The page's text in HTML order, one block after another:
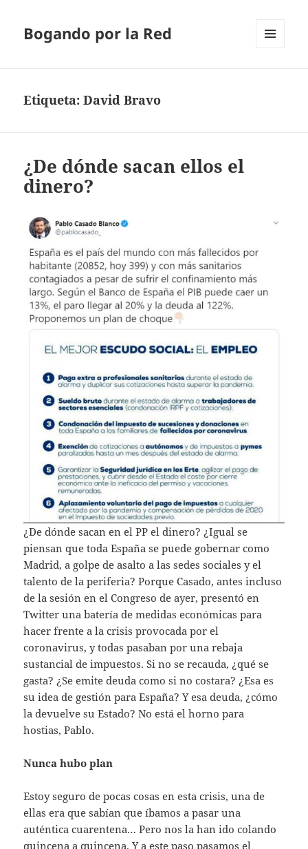
Bogando por la Red
Etiqueta:David Bravo
¿De dónde sacan ellos el
dinero?
¿De dónde sacan en el PP el dinero? ¿Igual se
piensan que toda España se puede gobernar como
Madrid, a golpe de asalto a las sedes sociales y el
talento de la periferia? Porque Casado, antes incluso
de la sesión en el Congreso de ayer, presentó en
Twitter una batería de medidas económicas para
hacer frente a la crisis provocada por el
coronavirus, y todas pasaban por una rebaja
sustancial de impuestos. Si no se recauda, ¿qué se
gasta? ¿Se emite deuda como si no costara? ¿Esa es
su idea de gestión para España? Y esa deuda, ¿cómo
la devuelve su Estado? No está el horno para
hostias, Pablo.
Nunca hubo plan
Estoy seguro de pocas cosas en esta crisis, una de
ellas era que sabían que íbamos a pasar una
auténtica cuarentena… Pero nos la han ido colando
quincena a quincena. Y a este paso pasamos el